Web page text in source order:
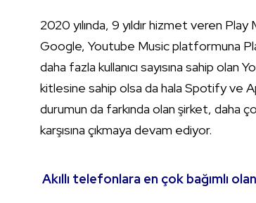
2020 yılında, 9 yıldır hizmet veren
Google, Youtube Music platformuna
daha fazla kullanıcı sayısına sahip olan
kitlesine sahip olsa da hala Spotify ve
durumun da farkında olan şirket, daha
karşısına çıkmaya devam ediyor.
Akıllı telefonlara en çok bağımlı